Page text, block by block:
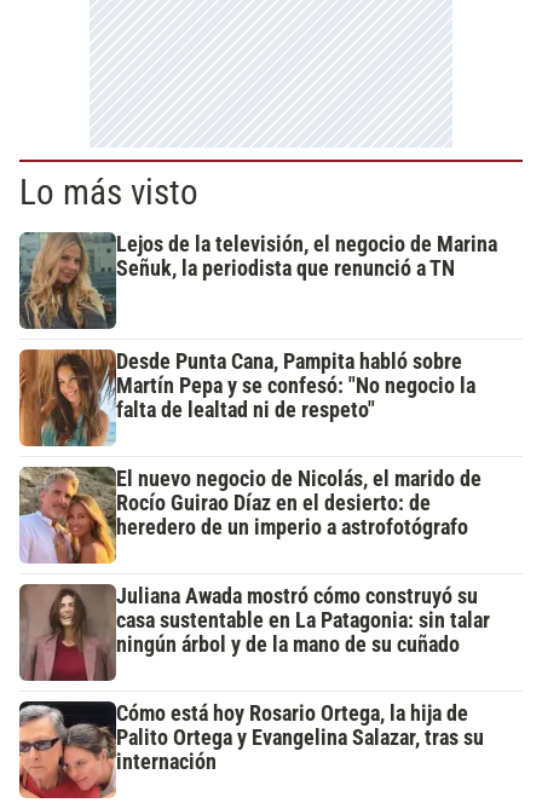
Lo más visto
Lejos de la televisión, el negocio de Marina
Señuk, la periodista que renunció a TN
Desde Punta Cana, Pampita habló sobre
Martín Pepa y se confesó: "No negocio la
falta de lealtad ni de respeto"
El nuevo negocio de Nicolás, el marido de
Rocío Guirao Díaz en el desierto: de
heredero de un imperio a astrofotógrafo
Juliana Awada mostró cómo construyó su
casa sustentable en La Patagonia: sin talar
ningún árbol y de la mano de su cuñado
Cómo está hoy Rosario Ortega, la hija de
Palito Ortega y Evangelina Salazar, tras su
internación